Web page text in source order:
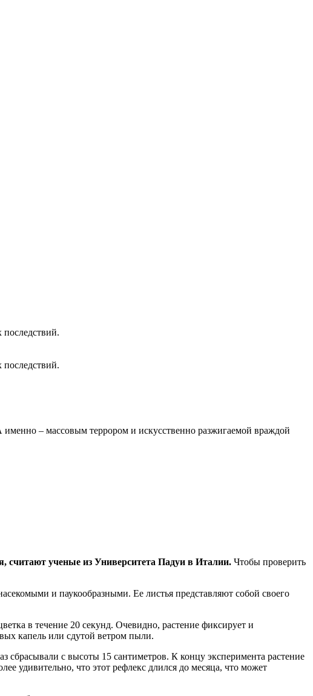
– массовым террором и искусственно разжигаемой враждой
считают ученые из Университета Падуи в Италии. Чтобы проверить
и паукообразными. Ее листья представляют собой своего
в течение 20 секунд. Очевидно, растение фиксирует и
капель или сдутой ветром пыли.
сбрасывали с высоты 15 сантиметров. К концу эксперимента растение
удивительно, что этот рефлекс длился до месяца, что может